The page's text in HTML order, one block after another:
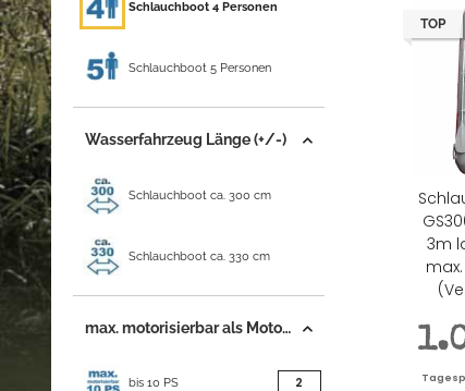
TOP
3m
Schlauchboot 4 Personen
Schlauchboot 5 Personen
Wasserfahrzeug Länge (+/-)
Schlauchboot ca. 300 cm
Schlauchboot ca. 330 cm
max. motorisierbar als Motorschlauchboot
bis 10 PS 2